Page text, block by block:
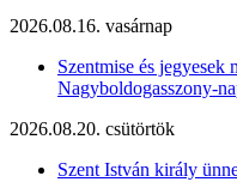
2026.08.16. vasárnap
Szentmise és jegyesek
Nagyboldogasszony-
2026.08.20. csütörtök
Szent István király